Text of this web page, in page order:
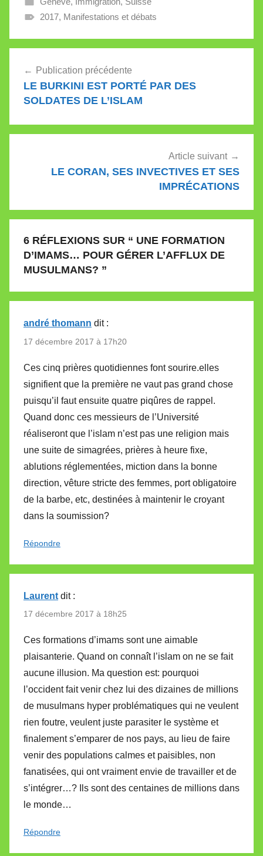
autodidacte qui
autopsie l’histoire des
de longues années, le…
2017, Manifestations et débats
de
l’article
Publication précédente
LE BURKINI EST PORTÉ PAR DES
SOLDATES DE L’ISLAM
Article suivant
LE CORAN, SES INVECTIVES ET SES
IMPRÉCATIONS
6 RÉFLEXIONS SUR “ UNE FORMATION
D’IMAMS… POUR GÉRER L’AFFLUX DE
MUSULMANS? ”
andré thomann dit :
17 décembre 2017 à 17h20
Ces cinq prières quotidiennes font sourire.elles
signifient que la première ne vaut pas grand chose
puisqu’il faut ensuite quatre piqûres de rappel.
Quand donc ces messieurs de l’Université
réaliseront que l’islam n’est pas une religion mais
une suite de simagrées, prières à heure fixe,
ablutions réglementées, miction dans la bonne
direction, vêture stricte des femmes, port obligatoire
de la barbe, etc, destinées à maintenir le croyant
dans la soumission?
Répondre
Laurent dit :
17 décembre 2017 à 18h25
Ces formations d’imams sont une aimable
plaisanterie. Quand on connaît l’islam on ne se fait
aucune illusion. Ma question est: pourquoi
l’occident fait venir chez lui des dizaines de millions
de musulmans hyper problématiques qui ne veulent
rien foutre, veulent juste parasiter le système et
finalement s’emparer de nos pays, au lieu de faire
venir des populations calmes et paisibles, non
fanatisées, qui ont vraiment envie de travailler et de
s’intégrer…? Ils sont des centaines de millions dans
le monde…
Répondre